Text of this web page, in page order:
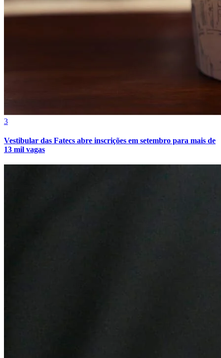
3
Vestibular das Fatecs abre inscrições em setembro para mais de
13 mil vagas